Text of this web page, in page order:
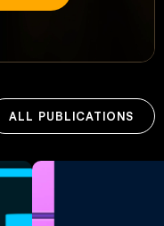
ALL PUBLICATIONS